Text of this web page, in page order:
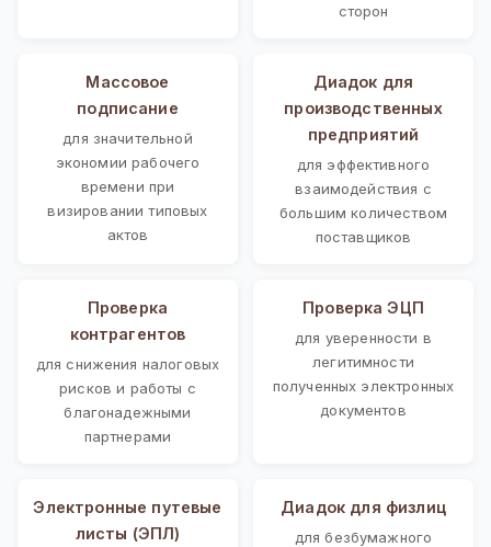
сторон
Массовое
подписание
для значительной
экономии рабочего
времени при
визировании типовых
актов
Диадок для
производственных
предприятий
для эффективного
взаимодействия с
большим количеством
поставщиков
Проверка
контрагентов
для снижения налоговых
рисков и работы с
благонадежными
партнерами
Проверка ЭЦП
для уверенности в
легитимности
полученных электронных
документов
Электронные путевые
листы (ЭПЛ)
Диадок для физлиц
для безбумажного